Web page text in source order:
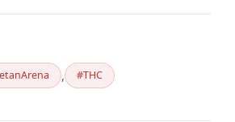
, THC